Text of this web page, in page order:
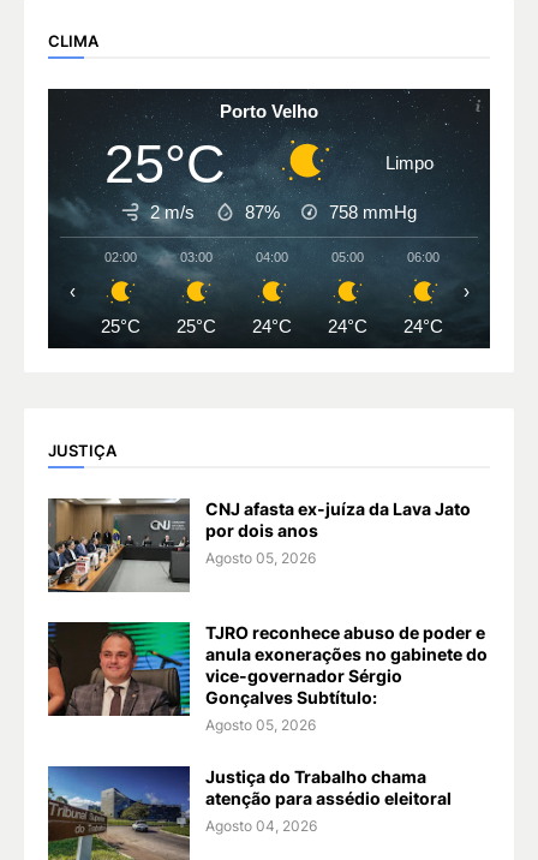
CLIMA
Porto Velho
25°C Limpo
2 m/s 87% 758 mmHg
02:00
25°C
03:00
25°C
04:00
24°C
05:00
24°C
06:00
24°C
‹ ›
JUSTIÇA
CNJ afasta ex-juíza da Lava Jato
por dois anos
Agosto 05, 2026
TJRO reconhece abuso de poder e
anula exonerações no gabinete do
vice-governador Sérgio
Gonçalves Subtítulo:
Agosto 05, 2026
Justiça do Trabalho chama
atenção para assédio eleitoral
Agosto 04, 2026